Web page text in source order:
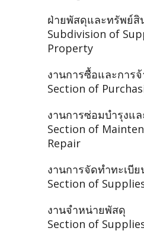
ฝ่ายพัสดุและทรัพย์สิ
Subdivision of
Property
งานการซื้อและการจ้
Section of
งานการซ่อมบำรุงแ
Section of
Repair
งานการจัดทำทะเบี
Section of
งานจำหน่ายพัสดุ
Section of